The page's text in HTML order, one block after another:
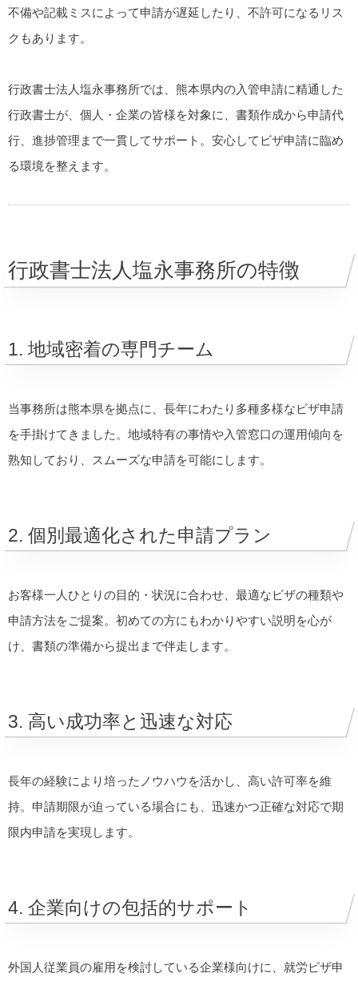
不備や記載ミスによって申請が遅延したり、不許可になるリス
クもあります。
行政書士法人塩永事務所では、熊本県内の入管申請に精通した
行政書士が、個人・企業の皆様を対象に、書類作成から申請代
行、進捗管理まで一貫してサポート。安心してビザ申請に臨め
る環境を整えます。
行政書士法人塩永事務所の特徴
1. 地域密着の専門チーム
当事務所は熊本県を拠点に、長年にわたり多種多様なビザ申請
を手掛けてきました。地域特有の事情や入管窓口の運用傾向を
熟知しており、スムーズな申請を可能にします。
2. 個別最適化された申請プラン
お客様一人ひとりの目的・状況に合わせ、最適なビザの種類や
申請方法をご提案。初めての方にもわかりやすい説明を心が
け、書類の準備から提出まで伴走します。
3. 高い成功率と迅速な対応
長年の経験により培ったノウハウを活かし、高い許可率を維
持。申請期限が迫っている場合にも、迅速かつ正確な対応で期
限内申請を実現します。
4. 企業向けの包括的サポート
外国人従業員の雇用を検討している企業様向けに、就労ビザ申